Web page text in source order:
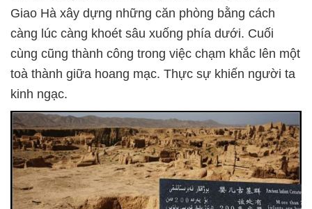
Giao Hà xây dựng những căn phòng bằng cách
càng lúc càng khoét sâu xuống phía dưới. Cuối
cùng cũng thành công trong việc chạm khắc lên một
toà thành giữa hoang mạc. Thực sự khiến người ta
kinh ngạc.